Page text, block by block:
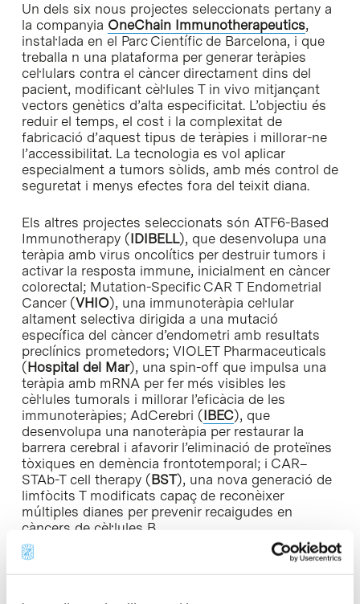
Un dels six nous projectes seleccionats pertany a
la companyia OneChain Immunotherapeutics,
instal·lada en el Parc Científic de Barcelona, i que
treballa n una plataforma per generar teràpies
cel·lulars contra el càncer directament dins del
pacient, modificant cèl·lules T in vivo mitjançant
vectors genètics d’alta especificitat. L’objectiu és
reduir el temps, el cost i la complexitat de
fabricació d’aquest tipus de teràpies i millorar-ne
l’accessibilitat. La tecnologia es vol aplicar
especialment a tumors sòlids, amb més control de
seguretat i menys efectes fora del teixit diana.
Els altres projectes seleccionats són ATF6-Based
Immunotherapy (IDIBELL), que desenvolupa una
teràpia amb virus oncolítics per destruir tumors i
activar la resposta immune, inicialment en càncer
colorectal; Mutation-Specific CAR T Endometrial
Cancer (VHIO), una immunoteràpia cel·lular
altament selectiva dirigida a una mutació
específica del càncer d’endometri amb resultats
preclínics prometedors; VIOLET Pharmaceuticals
(Hospital del Mar), una spin-off que impulsa una
teràpia amb mRNA per fer més visibles les
cèl·lules tumorals i millorar l’eficàcia de les
immunoteràpies; AdCerebri (IBEC), que
desenvolupa una nanoteràpia per restaurar la
barrera cerebral i afavorir l’eliminació de proteïnes
tòxiques en demència frontotemporal; i CAR–
STAb-T cell therapy (BST), una nova generació de
limfòcits T modificats capaç de reconèixer
múltiples dianes per prevenir recaigudes en
càncers de cèl·lules B.
Un programa de tres anys per accelerar la